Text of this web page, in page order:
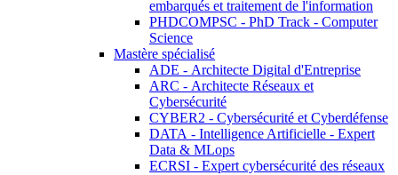
embarqués et traitement de l'information
PHDCOMPSC - PhD Track - Computer
Science
Mastère spécialisé
ADE - Architecte Digital d'Entreprise
ARC - Architecte Réseaux et
Cybersécurité
CYBER2 - Cybersécurité et Cyberdéfense
DATA - Intelligence Artificielle - Expert
Data & MLops
ECRSI - Expert cybersécurité des réseaux